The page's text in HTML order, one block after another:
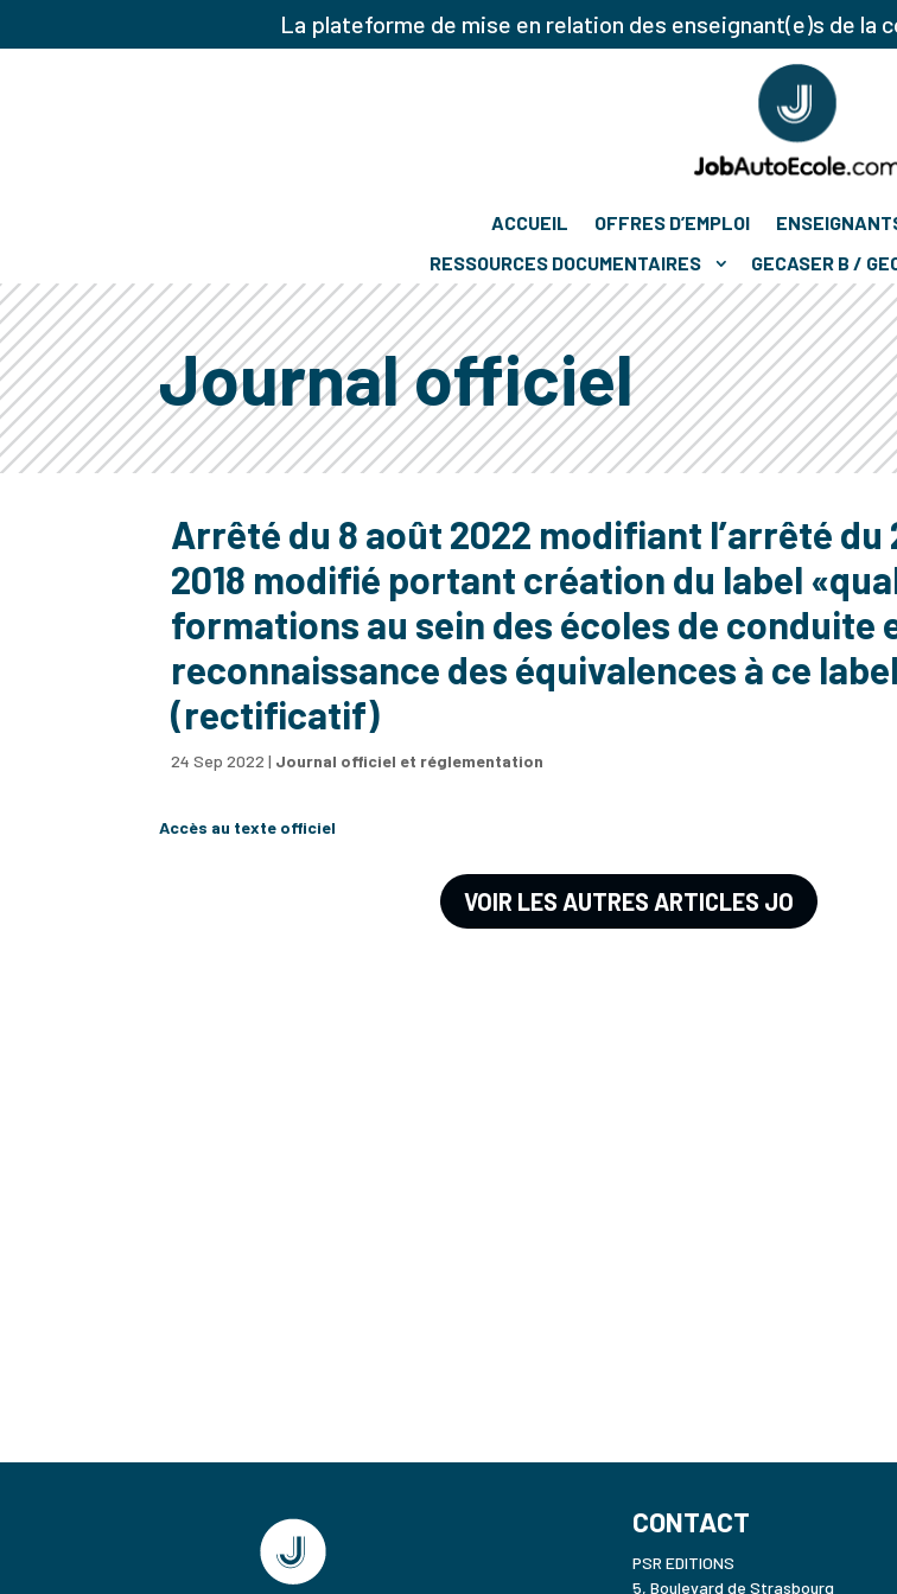
La plateforme de mise en relation des enseignant(e)s de
ACCUEIL OFFRES D’EMPLOI
RESSOURCES DOCUMENTAIRES
GECASER B /
Journal officiel
Arrêté du 8 août 2022 modifiant l’arrêté du
2018 modifié portant création du label
formations au sein des écoles de conduite
reconnaissance des équivalences à ce
(rectificatif)
24 Sep 2022 | Journal officiel et réglementation
Accès au texte officiel
VOIR LES AUTRES ARTICLES JO
CONTACT
PSR EDITIONS
5, Boulevard de Strasbourg